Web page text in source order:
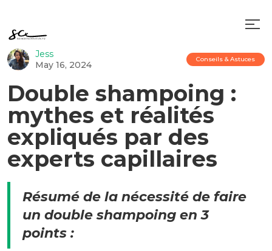
Jess
May 16, 2024
Conseils & Astuces
Double shampoing :
mythes et réalités
expliqués par des
experts capillaires
Résumé de la nécessité de faire
un double shampoing en 3
points :